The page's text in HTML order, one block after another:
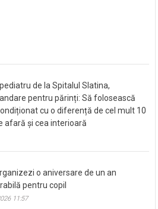
de la Spitalul Slatina,
pentru părinți: Să folosească
cu o diferență de cel mult 10
afară și cea interioară
o aniversare de un an
pentru copil
11:57